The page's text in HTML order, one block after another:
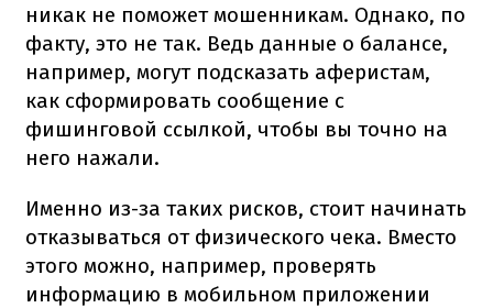
никак не поможет мошенникам. Однако, по
факту, это не так. Ведь данные о балансе,
например, могут подсказать аферистам,
как сформировать сообщение с
фишинговой ссылкой, чтобы вы точно на
него нажали.
Именно из-за таких рисков, стоит начинать
отказываться от физического чека. Вместо
этого можно, например, проверять
информацию в мобильном приложении